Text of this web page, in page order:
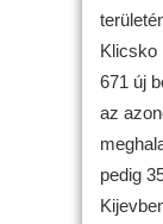
Klicsko
671 új
az
pedig